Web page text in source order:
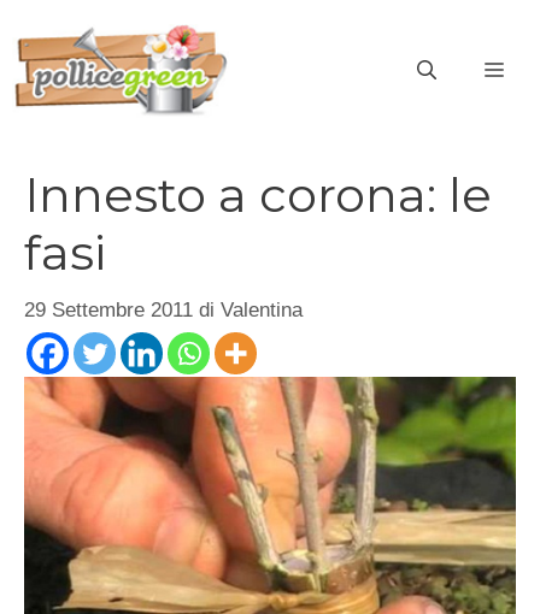
contenuto
Innesto a corona: le
fasi
29 Settembre 2011 di Valentina